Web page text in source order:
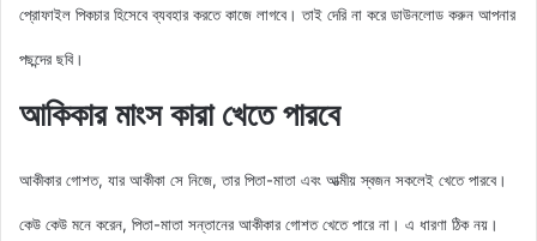
প্রোফাইল পিকচার হিসেবে ব্যবহার করতে কাজে লাগবে। তাই দেরি না করে ডাউনলোড করুন আপনার
পছন্দের ছবি।
আকিকার মাংস কারা খেতে পারবে
আকীকার গোশত, যার আকীকা সে নিজে, তার পিতা-মাতা এবং আত্মীয় স্বজন সকলেই খেতে পারবে।
কেউ কেউ মনে করেন, পিতা-মাতা সন্তানের আকীকার গোশত খেতে পারে না। এ ধারণা ঠিক নয়।